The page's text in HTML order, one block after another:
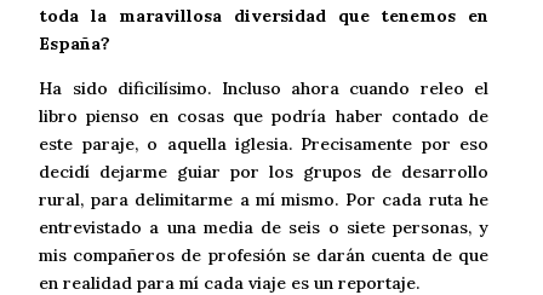
toda la maravillosa diversidad que tenemos en
España?
Ha sido dificilísimo. Incluso ahora cuando releo el
libro pienso en cosas que podría haber contado de
este paraje, o aquella iglesia. Precisamente por eso
decidí dejarme guiar por los grupos de desarrollo
rural, para delimitarme a mí mismo. Por cada ruta he
entrevistado a una media de seis o siete personas, y
mis compañeros de profesión se darán cuenta de que
en realidad para mí cada viaje es un reportaje.